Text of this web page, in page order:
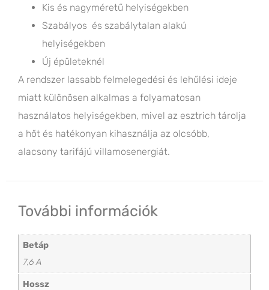
Kis és nagyméretű helyiségekben
Szabályos és szabálytalan alakú
helyiségekben
Új épületeknél
A rendszer lassabb felmelegedési és lehűlési ideje
miatt különösen alkalmas a folyamatosan
használatos helyiségekben, mivel az esztrich tárolja
a hőt és hatékonyan kihasználja az olcsóbb,
alacsony tarifájú villamosenergiát.
További információk
Betáp
7,6 A
Hossz